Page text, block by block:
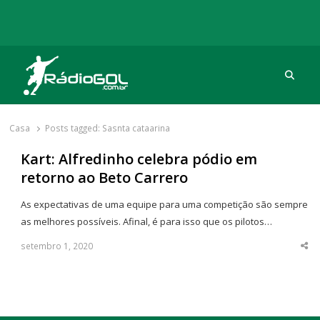
Rádio Gol
Há mais de 20 anos com as melhores coberturas
Casa Posts tagged: Sasnta cataarina
Kart: Alfredinho celebra pódio em
retorno ao Beto Carrero
As expectativas de uma equipe para uma competição são sempre
as melhores possíveis. Afinal, é para isso que os pilotos…
setembro 1, 2020